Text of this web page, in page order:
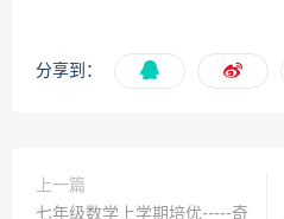
分享到：
上一篇
七年级数学上学期培优-----奇